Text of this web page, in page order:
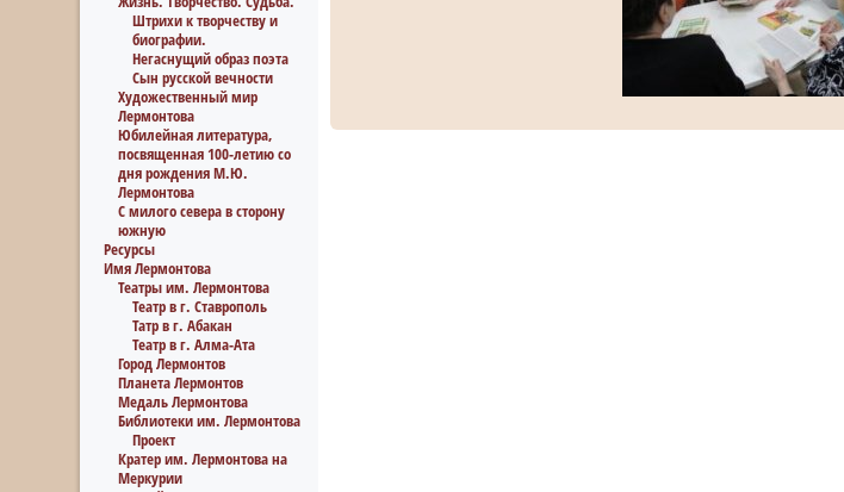
Штрихи к творчеству и
биографии.
Негаснущий образ поэта
Сын русской вечности
Художественный мир
Лермонтова
Юбилейная литература,
посвященная 100-летию со
дня рождения М.Ю.
Лермонтова
С милого севера в сторону
южную
Ресурсы
Имя Лермонтова
Театры им. Лермонтова
Театр в г. Ставрополь
Татр в г. Абакан
Театр в г. Алма-Ата
Город Лермонтов
Планета Лермонтов
Медаль Лермонтова
Библиотеки им. Лермонтова
Проект
Кратер им. Лермонтова на
Меркурии